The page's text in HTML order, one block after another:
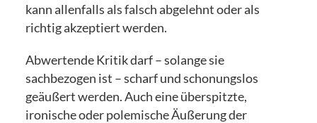
kann allenfalls als falsch abgelehnt oder als
richtig akzeptiert werden.
Abwertende Kritik darf – solange sie
sachbezogen ist – scharf und schonungslos
geäußert werden. Auch eine überspitzte,
ironische oder polemische Äußerung der